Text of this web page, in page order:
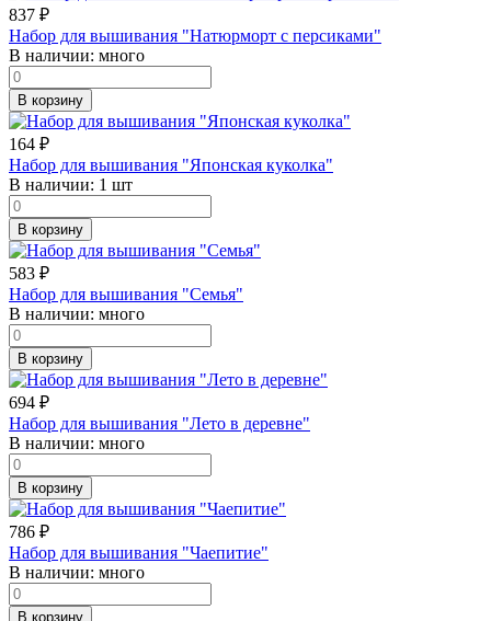
837 ₽
Набор для вышивания "Натюрморт с персиками"
В наличии: много
В корзину
164 ₽
Набор для вышивания "Японская куколка"
В наличии: 1 шт
В корзину
583 ₽
Набор для вышивания "Семья"
В наличии: много
В корзину
694 ₽
Набор для вышивания "Лето в деревне"
В наличии: много
В корзину
786 ₽
Набор для вышивания "Чаепитие"
В наличии: много
В корзину